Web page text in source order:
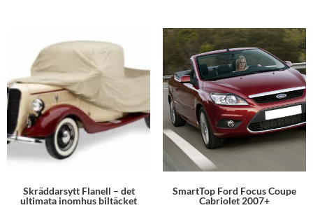
Skräddarsytt Flanell – det
ultimata inomhus biltäcket
SmartTop Ford Focus Coupe
Cabriolet 2007+